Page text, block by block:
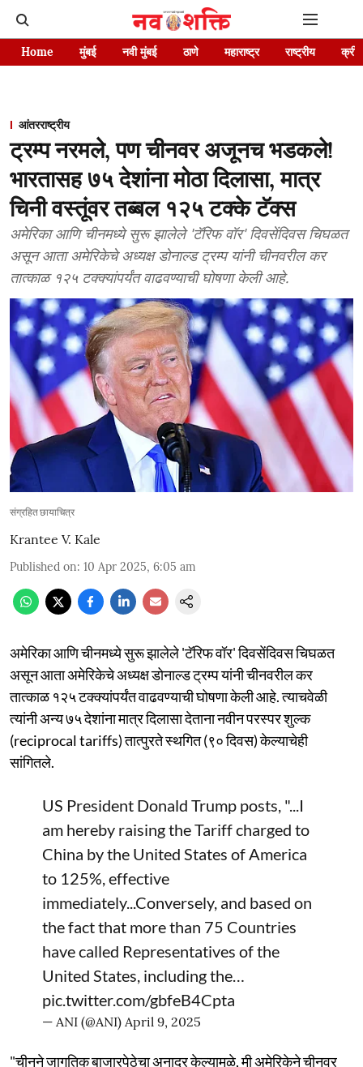
Home मुंबई नवी मुंबई ठाणे महाराष्ट्र राष्ट्रीय
आंतरराष्ट्रीय
ट्रम्प नरमले, पण चीनवर अजूनच भडकले!
भारतासह ७५ देशांना मोठा दिलासा, मात्र
चिनी वस्तूंवर तब्बल १२५ टक्के टॅक्स
अमेरिका आणि चीनमध्ये सुरू झालेले 'टॅरिफ वॉर' दिवसेंदिवस चिघळत
असून आता अमेरिकेचे अध्यक्ष डोनाल्ड ट्रम्प यांनी चीनवरील कर
तात्काळ १२५ टक्क्यांपर्यंत वाढवण्याची घोषणा केली आहे.
संग्रहित छायाचित्र
Krantee V. Kale
Published on: 10 Apr 2025, 6:05 am
अमेरिका आणि चीनमध्ये सुरू झालेले 'टॅरिफ वॉर' दिवसेंदिवस चिघळत
असून आता अमेरिकेचे अध्यक्ष डोनाल्ड ट्रम्प यांनी चीनवरील कर
तात्काळ १२५ टक्क्यांपर्यंत वाढवण्याची घोषणा केली आहे. त्याचवेळी
त्यांनी अन्य ७५ देशांना मात्र दिलासा देताना नवीन परस्पर शुल्क
(reciprocal tariffs) तात्पुरते स्थगित (९० दिवस) केल्याचेही
सांगितले.
US President Donald Trump posts, "...I
am hereby raising the Tariff charged to
China by the United States of America
to 125%, effective
immediately...Conversely, and based on
the fact that more than 75 Countries
have called Representatives of the
United States, including the…
pic.twitter.com/gbfeB4Cpta
— ANI (@ANI) April 9, 2025
"चीनने जागतिक बाजारपेठेचा अनादर केल्यामुळे, मी अमेरिकेने चीनवर